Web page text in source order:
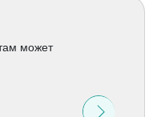
может